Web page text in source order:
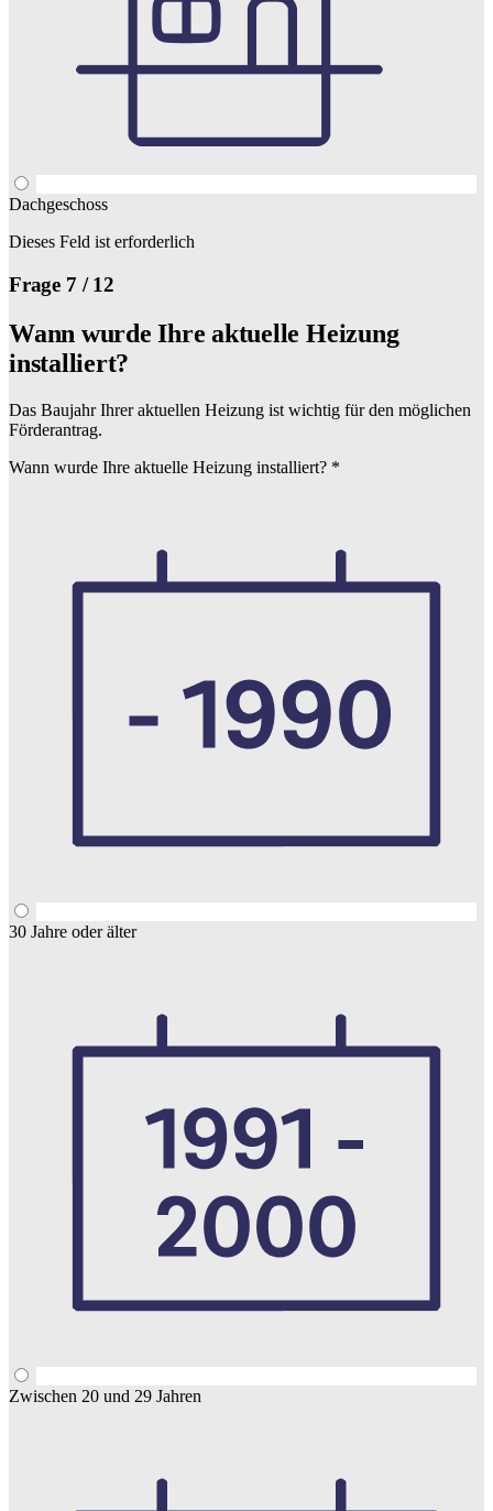
Dachgeschoss
Dieses Feld ist erforderlich
Frage 7 / 12
Wann wurde Ihre aktuelle Heizung
installiert?
Das Baujahr Ihrer aktuellen Heizung ist wichtig für den möglichen
Förderantrag.
Wann wurde Ihre aktuelle Heizung installiert? *
30 Jahre oder älter
Zwischen 20 und 29 Jahren